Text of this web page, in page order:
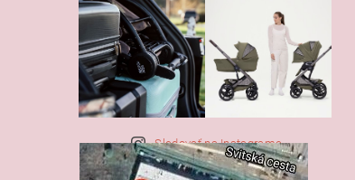
Sledovať na Instagrame